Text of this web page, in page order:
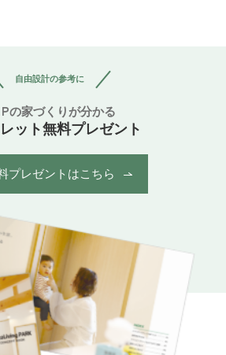
自由設計の参考に
の家づくりが分かる
ット無料プレゼント
プレゼントはこちら